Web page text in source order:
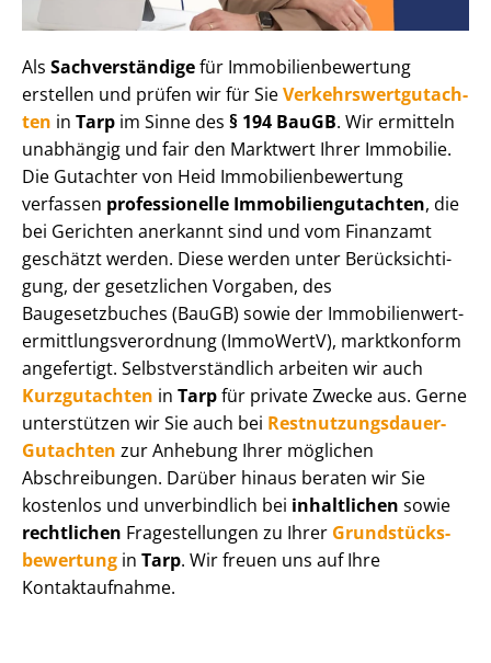
Als Sachverständigefür Im­mo­bi­li­en­be­wer­tung
erstellen und prüfen wir für SieVer­kehrs­wert­gut­ach­
ten in Tarp im Sinne des § 194 BauGB. Wir ermitteln
unabhängig und fair den Marktwert Ihrer Immobilie.
Die Gutachter von Heid Im­mo­bi­li­en­be­wer­tung
verfassen professionelle Im­mo­bi­li­en­gut­ach­ten, die
bei Gerichten anerkannt sind und vom Finanzamt
geschätzt werden. Diese werden unter Be­rück­sich­ti­
gung, der gesetzlichen Vorgaben, des
Baugesetzbuches (BauGB) sowie der Im­mo­bi­li­en­wert­
ermitt­lungs­ver­ord­nung (ImmoWertV), marktkonform
angefertigt. Selbst­ver­ständ­lich arbeiten wir auch
Kurzgutachten in Tarpfür private Zwecke aus. Gerne
unterstützen wir Sie auch bei Rest­nut­zungs­dau­er-
Gutachten zur Anhebung Ihrer möglichen
Abschreibungen. Darüber hinaus beraten wir Sie
kostenlos und unverbindlich bei inhaltlichen sowie
rechtlichen Fragestellungen zu Ihrer Grund­stücks­
be­wer­tung in Tarp. Wir freuen uns auf Ihre
Kontaktaufnahme.